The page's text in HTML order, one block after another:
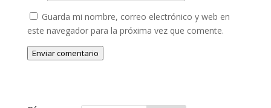
Guarda mi nombre, correo electrónico y web en
este navegador para la próxima vez que comente.
Enviar comentario